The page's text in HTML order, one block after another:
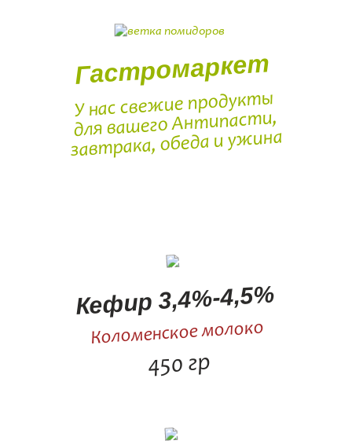
Гастромаркет
У нас свежие продукты
для вашего Антипасти,
завтрака, обеда и ужина
Кефир 3,4%-4,5%
Коломенское молоко
450 гр